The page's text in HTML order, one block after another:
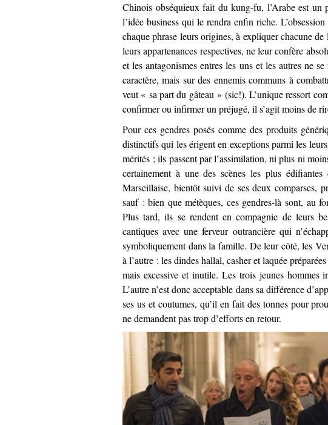
Chinois obséquieux fait du kung-fu, l’Arabe est
l’idée business qui le rendra enfin riche.
chaque phrase leurs origines, à expliquer chacune
leurs appartenances respectives, ne leur confère
et les antagonismes entres les uns et les autres ne
caractère, mais sur des ennemis communs à
veut « sa part du gâteau » (sic!). L’unique ressort
confirmer ou infirmer un préjugé, il s’agit moins de
Pour ces gendres posés comme des produits
distinctifs qui les érigent en exceptions parmi les
mérités ; ils passent par l’assimilation, ni plus ni
certainement à une des scènes les plus
Marseillaise, bientôt suivi de ses deux comparses,
sauf : bien que métèques, ces gendres-là sont, au
Plus tard, ils se rendent en compagnie de leurs
cantiques avec une ferveur outrancière qui
symboliquement dans la famille. De leur côté, les
à l’autre : les dindes hallal, casher et laquée
mais excessive et inutile. Les trois jeunes hommes
L’autre n’est donc acceptable dans sa différence
ses us et coutumes, qu’il en fait des tonnes pour
ne demandent pas trop d’efforts en retour.